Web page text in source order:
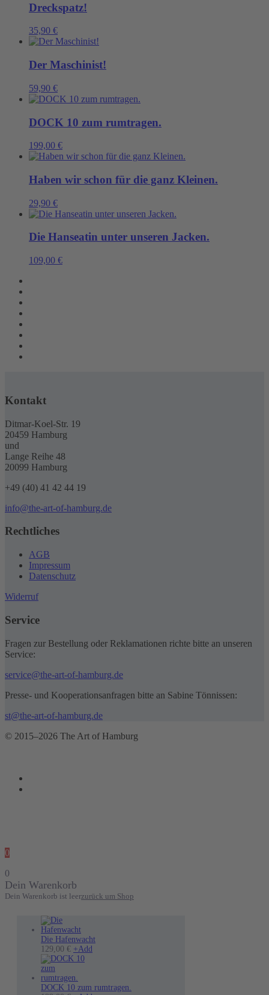
Dreckspatz!
35,90 €
Der Maschinist!
59,90 €
DOCK 10 zum rumtragen.
199,00 €
Haben wir schon für die ganz Kleinen.
29,90 €
Die Hanseatin unter unseren Jacken.
109,00 €
Kontakt
Ditmar-Koel-Str. 19
20459 Hamburg
und
Lange Reihe 48
20099 Hamburg
+49 (40) 41 42 44 19
info@the-art-of-hamburg.de
Rechtliches
AGB
Impressum
Datenschutz
Widerruf
Service
Fragen zur Bestellung oder Reklamationen richte bitte an unseren
Service:
service@the-art-of-hamburg.de
Presse- und Kooperationsanfragen bitte an Sabine Tönnissen:
st@the-art-of-hamburg.de
© 2015–2026 The Art of Hamburg
0
0
Dein Warenkorb
Dein Warenkorb ist leerzurück um Shop
Die Hafenwacht
129,00 € +Add
Varianten
DOCK 10 zum rumtragen.